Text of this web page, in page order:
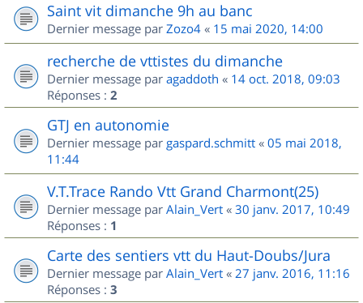
Saint vit dimanche 9h au banc
Dernier message par Zozo4 « 15 mai 2020, 14:00
recherche de vttistes du dimanche
Dernier message par agaddoth « 14 oct. 2018, 09:03
Réponses : 2
GTJ en autonomie
Dernier message par gaspard.schmitt « 05 mai 2018,
11:44
V.T.Trace Rando Vtt Grand Charmont(25)
Dernier message par Alain_Vert « 30 janv. 2017, 10:49
Réponses : 1
Carte des sentiers vtt du Haut-Doubs/Jura
Dernier message par Alain_Vert « 27 janv. 2016, 11:16
Réponses : 3